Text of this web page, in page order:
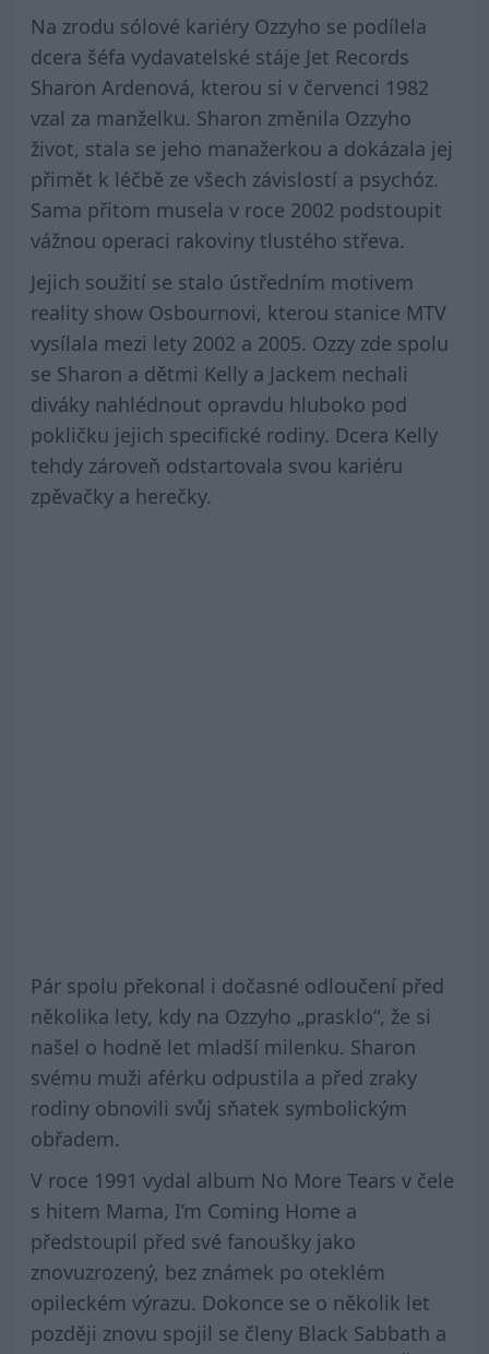
Na zrodu sólové kariéry Ozzyho se podílela
dcera šéfa vydavatelské stáje Jet Records
Sharon Ardenová, kterou si v červenci 1982
vzal za manželku. Sharon změnila Ozzyho
život, stala se jeho manažerkou a dokázala jej
přimět k léčbě ze všech závislostí a psychóz.
Sama přitom musela v roce 2002 podstoupit
vážnou operaci rakoviny tlustého střeva.
Jejich soužití se stalo ústředním motivem
reality show Osbournovi, kterou stanice MTV
vysílala mezi lety 2002 a 2005. Ozzy zde spolu
se Sharon a dětmi Kelly a Jackem nechali
diváky nahlédnout opravdu hluboko pod
pokličku jejich specifické rodiny. Dcera Kelly
tehdy zároveň odstartovala svou kariéru
zpěvačky a herečky.
Pár spolu překonal i dočasné odloučení před
několika lety, kdy na Ozzyho „prasklo“, že si
našel o hodně let mladší milenku. Sharon
svému muži aférku odpustila a před zraky
rodiny obnovili svůj sňatek symbolickým
obřadem.
V roce 1991 vydal album No More Tears v čele
s hitem Mama, I’m Coming Home a
předstoupil před své fanoušky jako
znovuzrozený, bez známek po oteklém
opileckém výrazu. Dokonce se o několik let
později znovu spojil se členy Black Sabbath a